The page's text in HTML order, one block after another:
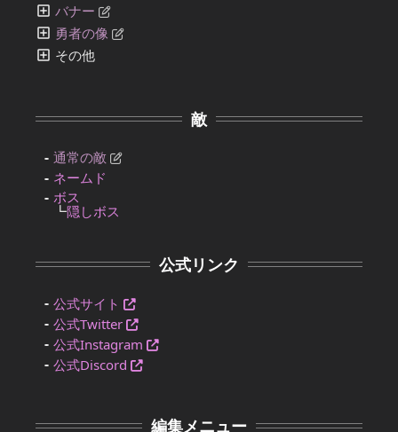
バナー
勇者の像
その他
敵
通常の敵
ネームド
ボス
┗隠しボス
公式リンク
公式サイト
公式Twitter
公式Instagram
公式Discord
編集メニュー